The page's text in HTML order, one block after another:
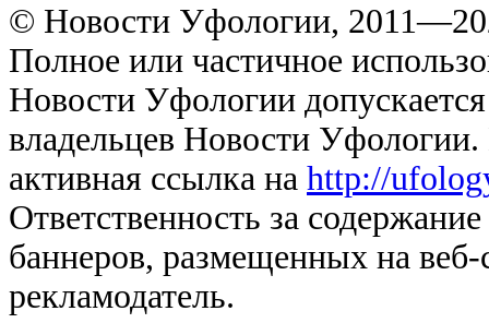
© Новости Уфологии,
Полное или частичное
Новости Уфологии
владельцев Новости
активная ссылка на http://
Ответственность за
баннеров, размещенных на
рекламодатель.